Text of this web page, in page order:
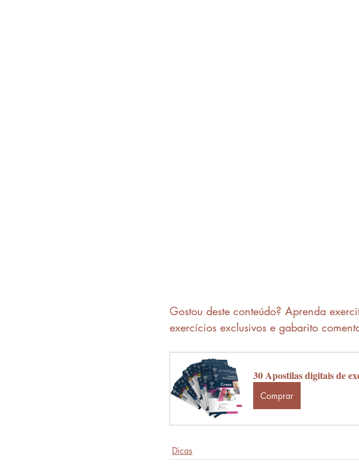
Gostou deste conteúdo? Aprenda
exercícios exclusivos e gabarito
30 Apostilas digitais de
Comprar
Dicas